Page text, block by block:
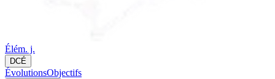
Élém. j.
DCÉ
ÉvolutionsObjectifs